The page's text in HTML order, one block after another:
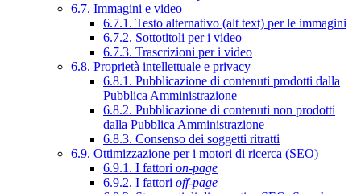
6.7. Immagini e video
6.7.1. Testo alternativo (alt text) per le immagini
6.7.2. Sottotitoli per i video
6.7.3. Trascrizioni per i video
6.8. Proprietà intellettuale e privacy
6.8.1. Pubblicazione di contenuti prodotti dalla
Pubblica Amministrazione
6.8.2. Pubblicazione di contenuti non prodotti
dalla Pubblica Amministrazione
6.8.3. Consenso dei soggetti ritratti
6.9. Ottimizzazione per i motori di ricerca (SEO)
6.9.1. I fattori on-page
6.9.2. I fattori off-page